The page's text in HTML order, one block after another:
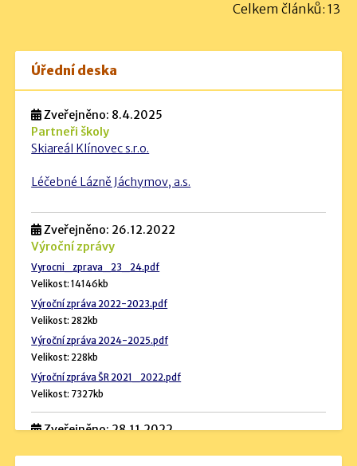
Celkem článků: 13
Úřední deska
Zveřejněno: 8.4.2025
Partneři školy
Skiareál Klínovec s.r.o.
Léčebné Lázně Jáchymov, a.s.
Zveřejněno: 26.12.2022
Výroční zprávy
Vyrocni_zprava_23_24.pdf
Velikost: 14146kb
Výroční zpráva 2022-2023.pdf
Velikost: 282kb
Výroční zpráva 2024-2025.pdf
Velikost: 228kb
Výroční zpráva ŠR 2021_2022.pdf
Velikost: 7327kb
Zveřejněno: 28.11.2022